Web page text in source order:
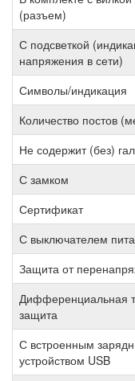
(разъем)
С подсветкой
напряжения в сети)
Символы/индикация
Количество постов
Не содержит (без)
С замком
Сертификат
С выключателем
Защита от
Дифференциальная
защита
С встроенным
устройством USB